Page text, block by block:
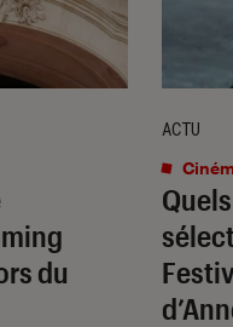
du
ACTU